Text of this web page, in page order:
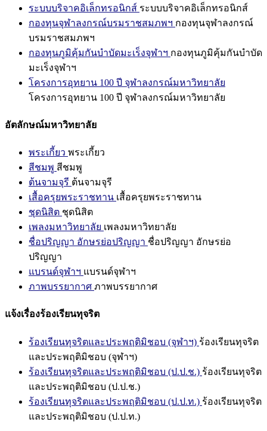
ระบบบริจาคอิเล็กทรอนิกส์ ระบบบริจาคอิเล็กทรอนิกส์
กองทุนจุฬาลงกรณ์บรมราชสมภพฯ กองทุนจุฬาลงกรณ์
บรมราชสมภพฯ
กองทุนภูมิคุ้มกันบำบัดมะเร็งจุฬาฯ กองทุนภูมิคุ้มกันบำบัด
มะเร็งจุฬาฯ
โครงการอุทยาน 100 ปี จุฬาลงกรณ์มหาวิทยาลัย
โครงการอุทยาน 100 ปี จุฬาลงกรณ์มหาวิทยาลัย
อัตลักษณ์มหาวิทยาลัย
พระเกี้ยว พระเกี้ยว
สีชมพู สีชมพู
ต้นจามจุรี ต้นจามจุรี
เสื้อครุยพระราชทาน เสื้อครุยพระราชทาน
ชุดนิสิต ชุดนิสิต
เพลงมหาวิทยาลัย เพลงมหาวิทยาลัย
ชื่อปริญญา อักษรย่อปริญญา ชื่อปริญญา อักษรย่อ
ปริญญา
แบรนด์จุฬาฯ แบรนด์จุฬาฯ
ภาพบรรยากาศ ภาพบรรยากาศ
แจ้งเรื่องร้องเรียนทุจริต
ร้องเรียนทุจริตและประพฤติมิชอบ (จุฬาฯ) ร้องเรียนทุจริต
และประพฤติมิชอบ (จุฬาฯ)
ร้องเรียนทุจริตและประพฤติมิชอบ (ป.ป.ช.) ร้องเรียนทุจริต
และประพฤติมิชอบ (ป.ป.ช.)
ร้องเรียนทุจริตและประพฤติมิชอบ (ป.ป.ท.) ร้องเรียนทุจริต
และประพฤติมิชอบ (ป.ป.ท.)